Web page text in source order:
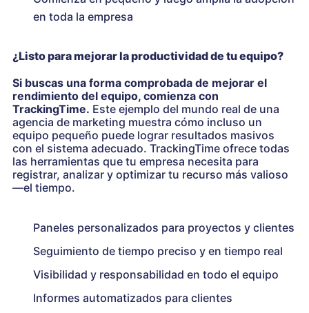
en toda la empresa
¿Listo para mejorar la productividad de tu equipo?
Si buscas una forma comprobada de mejorar el
rendimiento del equipo, comienza con
TrackingTime. Este ejemplo del mundo real de una
agencia de marketing muestra cómo incluso un
equipo pequeño puede lograr resultados masivos
con el sistema adecuado. TrackingTime ofrece todas
las herramientas que tu empresa necesita para
registrar, analizar y optimizar tu recurso más valioso
—el tiempo.
Paneles personalizados para proyectos y clientes
Seguimiento de tiempo preciso y en tiempo real
Visibilidad y responsabilidad en todo el equipo
Informes automatizados para clientes